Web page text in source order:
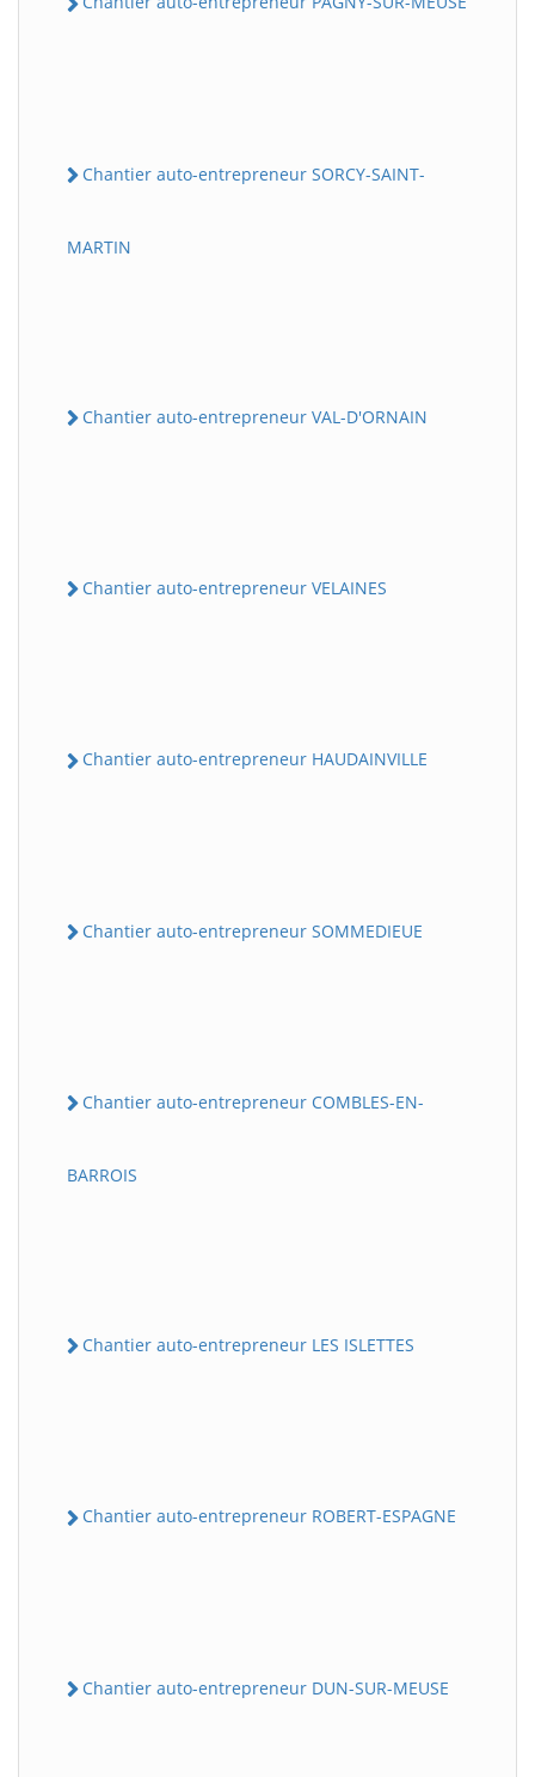
Chantier auto-entrepreneur SORCY-SAINT-
MARTIN
Chantier auto-entrepreneur VAL-D'ORNAIN
Chantier auto-entrepreneur VELAINES
Chantier auto-entrepreneur HAUDAINVILLE
Chantier auto-entrepreneur SOMMEDIEUE
Chantier auto-entrepreneur COMBLES-EN-
BARROIS
Chantier auto-entrepreneur LES ISLETTES
Chantier auto-entrepreneur ROBERT-ESPAGNE
Chantier auto-entrepreneur DUN-SUR-MEUSE